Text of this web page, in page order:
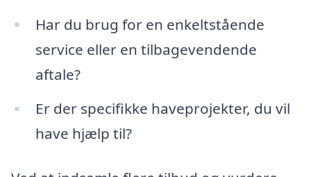
Har du brug for en enkeltstående
service eller en tilbagevendende
aftale?
Er der specifikke haveprojekter, du vil
have hjælp til?